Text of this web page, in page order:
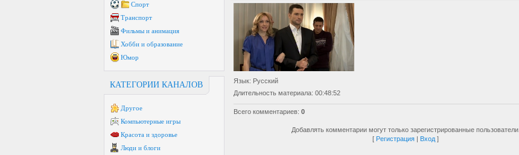
Спорт
Транспорт
Фильмы и анимация
Хобби и образование
Юмор
КАТЕГОРИИ КАНАЛОВ
Другое
Компьютерные игры
Красота и здоровье
Люди и блоги
Язык: Русский
Длительность материала: 00:48:52
Всего комментариев: 0
Добавлять комментарии могут только зарегистрированные пользователи.
[ Регистрация | Вход ]